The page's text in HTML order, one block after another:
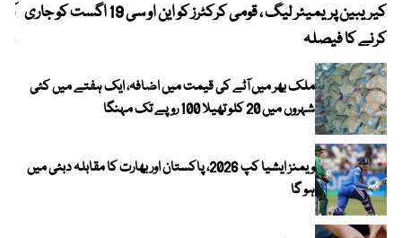
کیریبین پریمیئر لیگ ، قومی کرکٹرز کو این او سی 19 اگست کو جاری
کرنے کا فیصلہ
ملک بھر میں آٹے کی قیمت میں اضافہ، ایک ہفتے میں کئی
شہروں میں 20 کلو تھیلا 100 روپے تک مہنگا
ویمنز ایشیا کپ 2026، پاکستان اور بھارت کا مقابلہ دبئی میں
ہو گا